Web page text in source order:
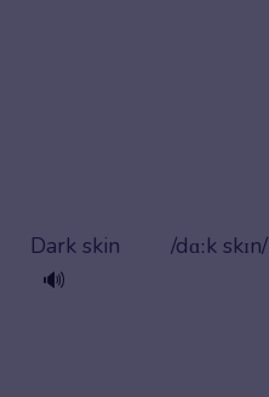
Dark skin
🔊
/dɑːk skɪn/